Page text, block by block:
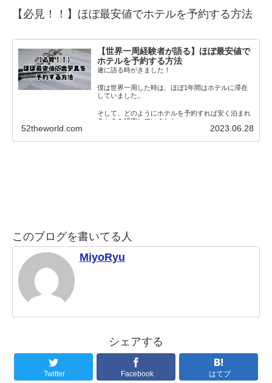
【必見！！】 ほぼ最安値でホテルを予約する方法
【世界一周経験者が語る】ほぼ最安値で
ホテルを予約する方法
遂に語る時がきました！
僕は世界一周した時は、ほぼ1年間はホテルに滞在
していました。
そして、どのようにホテルを予約すれば安く泊まれ
るか？を研究していました。
52theworld.com 2023.06.28
このブログを書いてる人
MiyoRyu
シェアする
Twitter Facebook はてブ